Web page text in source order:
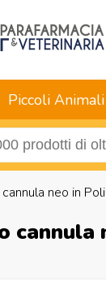
Piccoli Animali
neo in